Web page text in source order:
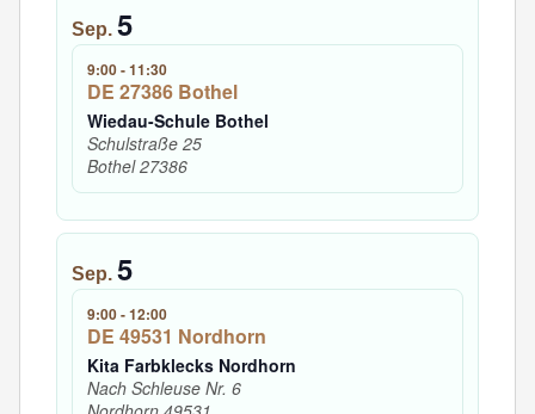
Sep. 5
9:00-11:30
DE 27386 Bothel
Wiedau-Schule Bothel
Schulstraße 25
Bothel27386
Sep. 5
9:00-12:00
DE 49531 Nordhorn
Kita Farbklecks Nordhorn
Nach Schleuse Nr. 6